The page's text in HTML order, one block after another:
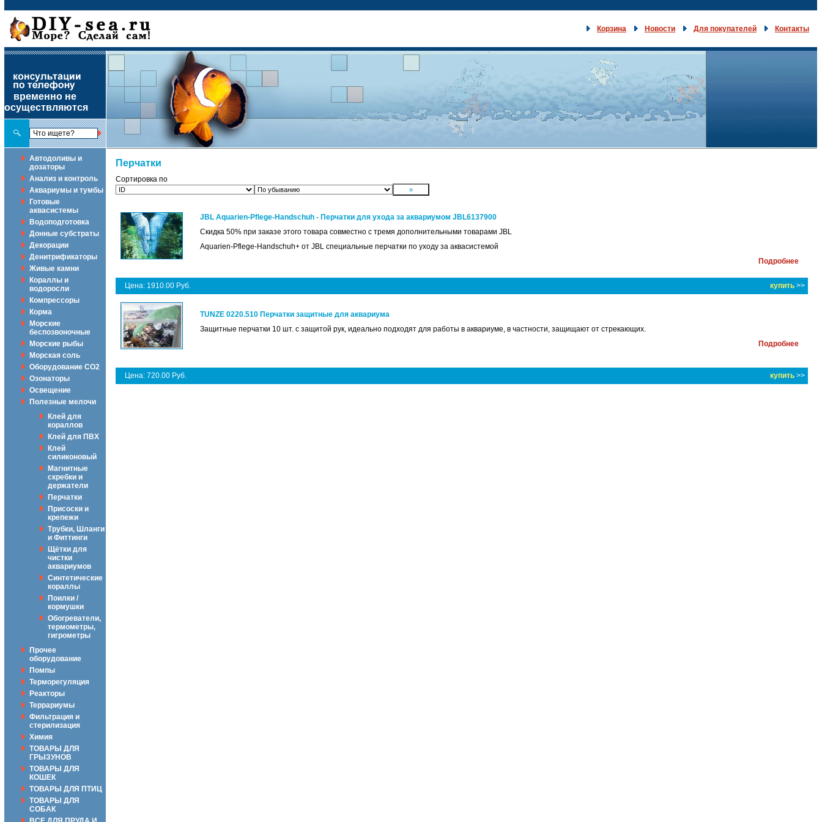
Корзина Новости Для покупателей Контакты
временно не
осуществляются
Автодоливы и
дозаторы
Анализ и контроль
Аквариумы и тумбы
Готовые
аквасистемы
Водоподготовка
Донные субстраты
Декорации
Денитрификаторы
Живые камни
Кораллы и
водоросли
Компрессоры
Корма
Морские
беспозвоночные
Морские рыбы
Морская соль
Оборудование CO2
Озонаторы
Освещение
Полезные мелочи
Клей для
кораллов
Клей для ПВХ
Клей
силиконовый
Магнитные
скребки и
держатели
Перчатки
Присоски и
крепежи
Трубки, Шланги
и Фиттинги
Щётки для
чистки
аквариумов
Синтетические
кораллы
Поилки /
кормушки
Обогреватели,
термометры,
гигрометры
Прочее
оборудование
Помпы
Терморегуляция
Реакторы
Террариумы
Фильтрация и
стерилизация
Химия
ТОВАРЫ ДЛЯ
ГРЫЗУНОВ
ТОВАРЫ ДЛЯ
КОШЕК
ТОВАРЫ ДЛЯ ПТИЦ
ТОВАРЫ ДЛЯ
СОБАК
Перчатки
Сортировка по
JBL Aquarien-Pflege-Handschuh - Перчатки для ухода за аквариумом JBL6137900
Скидка 50% при заказе этого товара совместно с тремя дополнительными товарами JBL
Aquarien-Pflege-Handschuh+ от JBL специальные перчатки по уходу за аквасистемой
Подробнее
Цена: 1910.00 Руб. купить >>
TUNZE 0220.510 Перчатки защитные для аквариума
Защитные перчатки 10 шт. с защитой рук, идеально подходят для работы в аквариуме, в частности, защищают от стрекающих.
Подробнее
Цена: 720.00 Руб. купить >>